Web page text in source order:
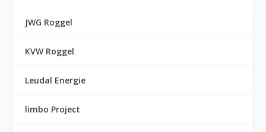
JWG Roggel
KVW Roggel
Leudal Energie
limbo Project